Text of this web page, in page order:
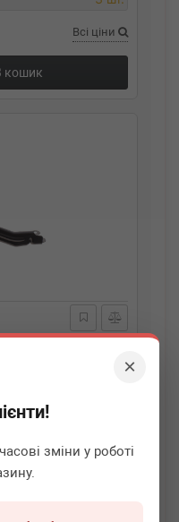
×
зміни у роботі
Всі ціни
кошик
R) BMW 5
кошик